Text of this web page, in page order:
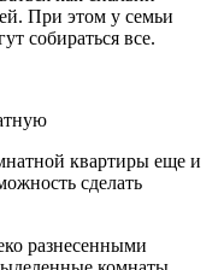
При этом у семьи
собираться все.
квартиры еще и
сделать
разнесенными